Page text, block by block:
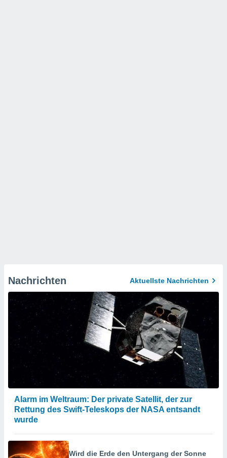
Nachrichten Aktuellste Nachrichten
Alarm im Weltraum: Der private Satellit, der zur
Rettung des Swift-Teleskops der NASA entsandt
wurde
Wird die Erde den Untergang der Sonne